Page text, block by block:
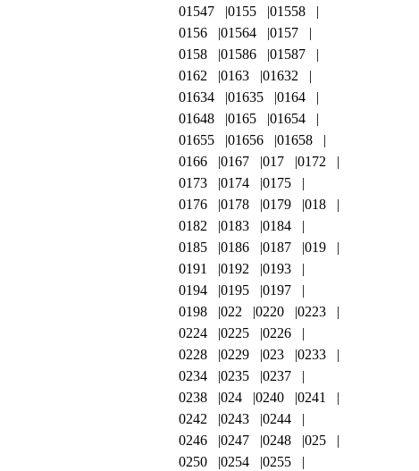
01547
0155
01558
0156
01564
0157
0158
01586
01587
0162
0163
01632
01634
01635
0164
01648
0165
01654
01655
01656
01658
0166
0167 017
0172
0173
0174
0175
0176
0178 0179
018
0182
0183
0184
0185
0186 0187
019
0191
0192
0193
0194
0195
0197
0198
022 0220
0223
0224
0225
0226
0228
0229 023
0233
0234
0235
0237
0238
024 0240
0241
0242
0243
0244
0246
0247 0248
025
0250
0254
0255